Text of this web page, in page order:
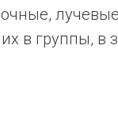
в группы, в